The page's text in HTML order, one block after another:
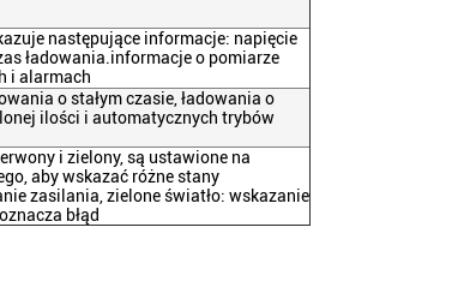
następujące informacje: napięcie
ładowania.informacje o pomiarze
i alarmach
o stałym czasie, ładowania o
ilości i automatycznych trybów
i zielony, są ustawione na
aby wskazać różne stany
zasilania, zielone światło: wskazanie
błąd